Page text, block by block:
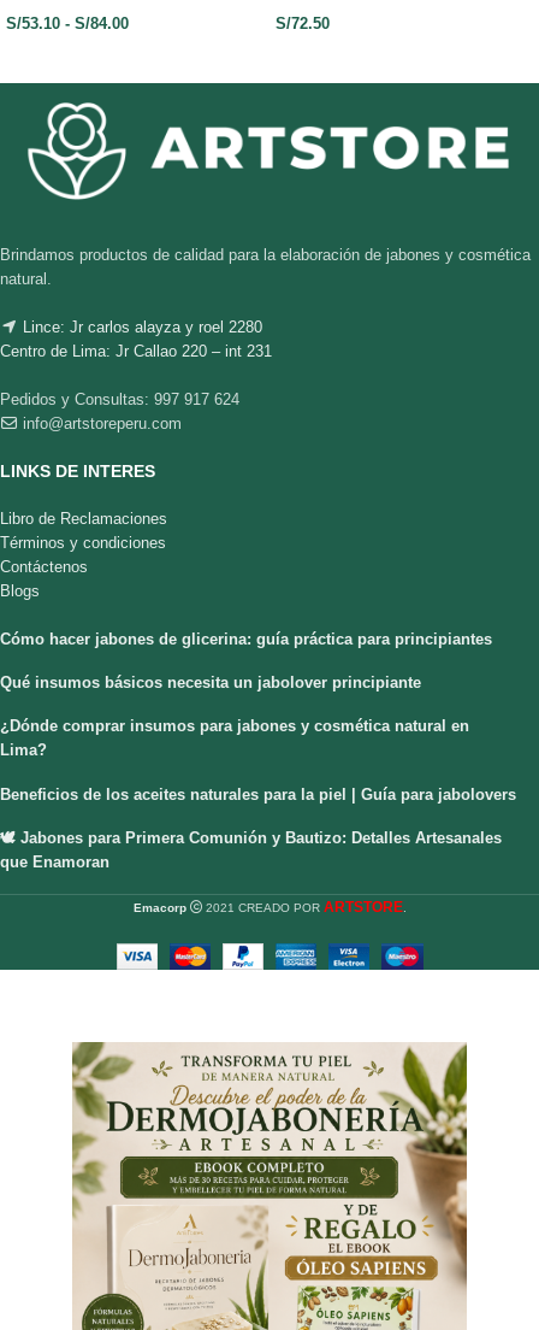
S/53.10 - S/84.00 S/72.50
Brindamos productos de calidad para la elaboración de jabones y cosmética
natural.
Lince: Jr carlos alayza y roel 2280
Centro de Lima: Jr Callao 220 – int 231
Pedidos y Consultas: 997 917 624
info@artstoreperu.com
LINKS DE INTERES
Libro de Reclamaciones
Términos y condiciones
Contáctenos
Blogs
Cómo hacer jabones de glicerina: guía práctica para principiantes
Qué insumos básicos necesita un jabolover principiante
¿Dónde comprar insumos para jabones y cosmética natural en
Lima?
Beneficios de los aceites naturales para la piel | Guía para jabolovers
🕊️ Jabones para Primera Comunión y Bautizo: Detalles Artesanales
que Enamoran
Emacorp 2021 CREADO POR ARTSTORE.